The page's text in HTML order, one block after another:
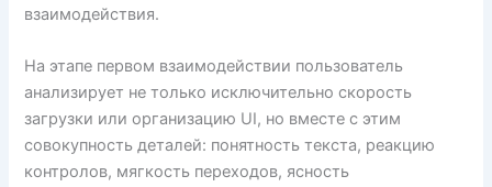
взаимодействия.
На этапе первом взаимодействии пользователь
анализирует не только исключительно скорость
загрузки или организацию UI, но вместе с этим
совокупность деталей: понятность текста, реакцию
контролов, мягкость переходов, ясность